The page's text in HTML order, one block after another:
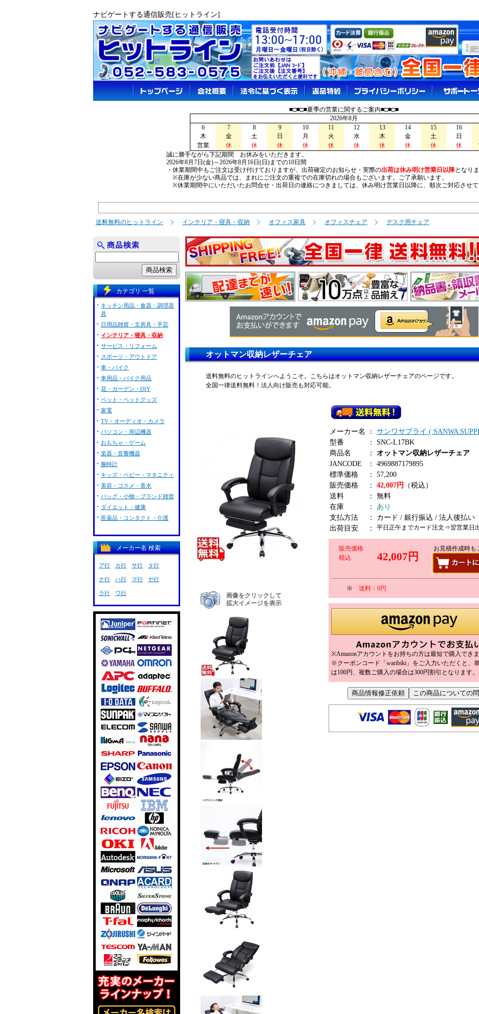
ナビゲートする通信販売[ヒットライン]
■□■□■夏季の営業に関するご案内■□■□■
2026年8月
6
7 8 9 10 11 12 13 14 15 16
木
金 土 日 月 火 水 木 金 土 日
営業
休 休 休 休 休 休 休 休 休 休
誠に勝手ながら下記期間 お休みをいただきます。
2026年8月7日(金)～2026年8月16日(日)までの10日間
・休業期間中もご注文は受け付けておりますが、出荷確定のお知らせ・実際の出荷は休み明け営業日以降となりま
※在庫が少ない商品では、まれにご注文の重複での在庫切れの場合もございます。ご了承願います。
※休業期間中にいただいたお問合せ・出荷日の連絡につきましては、休み明け営業日以降に、順次ご対応させて
送料無料のヒットライン インテリア・寝具・収納 オフィス家具 オフィスチェア デスク用チェア
オットマン収納レザーチェア
送料無料のヒットラインへようこそ。こちらはオットマン収納レザーチェアのページです。
全国一律送料無料！法人向け販売も対応可能。
画像をクリックして
拡大イメージを表示
メーカー名 ：
サンワサプライ ( SANWA
型番
：
SNC-L17BK
商品名
：
オットマン収納レザーチェア
JANCODE
：
4969887179895
標準価格
：
57,200
販売価格
： 42,007円
（税込）
送料
：
無料
在庫
：
あり
支払方法
：
カード / 銀行振込 / 法人後払い
出荷目安
： 平日正午までカード注文⇒翌営業日
販売価格
税込
42,007円
お見積作成時も
※ 送料：0円
※Amazonアカウントをお持ちの方は最短で購入できま
※クーポンコード「waribiki」をご入力いただくと、
は100円、複数ご購入の場合は300円割引となります。
カテゴリ 一覧
キッチン用品・食器・調理器
具
日用品雑貨・文房具・手芸
インテリア・寝具・収納
サービス・リフォーム
スポーツ・アウトドア
車・バイク
車用品・バイク用品
花・ガーデン・DIY
ペット・ペットグッズ
家電
TV・オーディオ・カメラ
パソコン・周辺機器
おもちゃ・ゲーム
楽器・音響機器
腕時計
キッズ・ベビー・マタニティ
美容・コスメ・香水
バッグ・小物・ブランド雑貨
ダイエット・健康
医薬品・コンタクト・介護
メーカー名 検索
ア行 カ行 サ行 タ行
ナ行 ハ行 マ行 ヤ行
ラ行 ワ行